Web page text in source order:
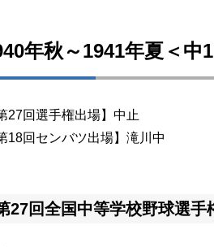
年秋～1941年夏＜中
27回選手権出場】中止
18回センバツ出場】滝川中
27回全国中等学校野球選手